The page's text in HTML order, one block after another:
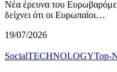
Νέα έρευνα του
δείχνει ότι οι Ευρωπαίοι…
19/07/2026
SocialTECHNOLOGYTop-